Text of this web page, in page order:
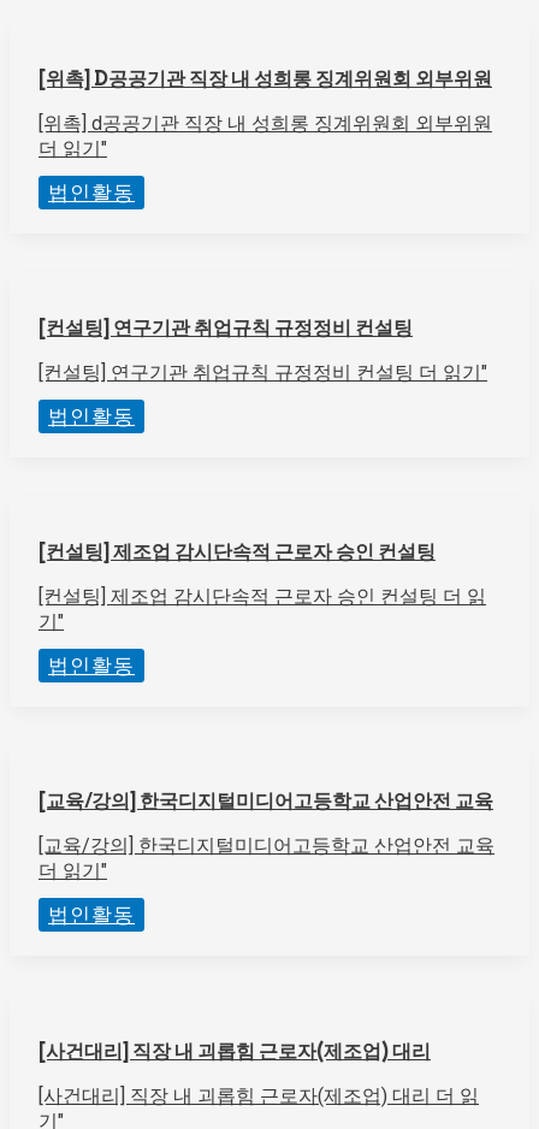
[위촉] D공공기관 직장 내 성희롱 징계위원회 외부위원
[위촉] d공공기관 직장 내 성희롱 징계위원회 외부위원
더 읽기"
법인활동
[컨설팅] 연구기관 취업규칙 규정정비 컨설팅
[컨설팅] 연구기관 취업규칙 규정정비 컨설팅 더 읽기"
법인활동
[컨설팅] 제조업 감시단속적 근로자 승인 컨설팅
[컨설팅] 제조업 감시단속적 근로자 승인 컨설팅 더 읽
기"
법인활동
[교육/강의] 한국디지털미디어고등학교 산업안전 교육
[교육/강의] 한국디지털미디어고등학교 산업안전 교육
더 읽기"
법인활동
[사건대리] 직장 내 괴롭힘 근로자(제조업) 대리
[사건대리] 직장 내 괴롭힘 근로자(제조업) 대리 더 읽
기"